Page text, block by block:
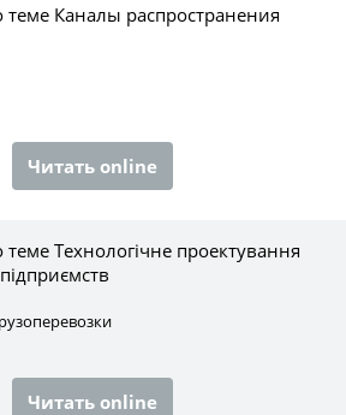
теме Каналы распространения
Читать online
теме Технологічне проектування
Читать online